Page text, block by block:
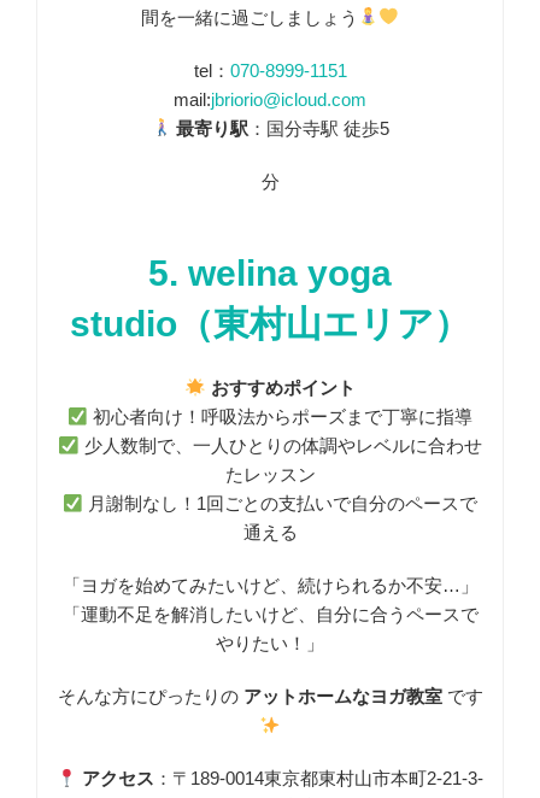
間を一緒に過ごしましょう
tel： 070-8999-1151
mail:jbriorio@icloud.com
最寄り駅 ：国分寺駅 徒歩5
分
5. welina yoga
studio（東村山エリア）
おすすめポイント
初心者向け！呼吸法からポーズまで丁寧に指導
少人数制で、一人ひとりの体調やレベルに合わせ
たレッスン
月謝制なし！1回ごとの支払いで自分のペースで
通える
「ヨガを始めてみたいけど、続けられるか不安…」
「運動不足を解消したいけど、自分に合うペースで
やりたい！」
そんな方にぴったりの アットホームなヨガ教室です
アクセス ：〒189-0014東京都東村山市本町2-21-3-